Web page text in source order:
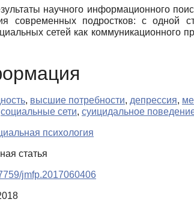
научного информационного
современных подростков: с
сетей как коммуникационного
, высшие потребности, депрессия,
социальные сети, суицидальное
психология
статья
jmfp.2017060406